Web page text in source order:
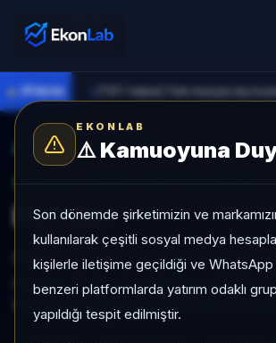
EKONLAB
⚠️Kamuoyuna
Son dönemde şirketimizin ve
kullanılarak çeşitli sosyal medya
kişilerle iletişime geçildiği ve
benzeri platformlarda yatırım odaklı
yapıldığı tespit edilmiştir.
● PİYASA
AI Kripto Radar/PENDLE
SUNUCU TARAFI KRIPTO GIRIŞI
Pendle
Pendle, Mid Cap grubunda, son 1
ayda %-28,98, düşük risk profiliyle,
kripto analizi EkonLab detay